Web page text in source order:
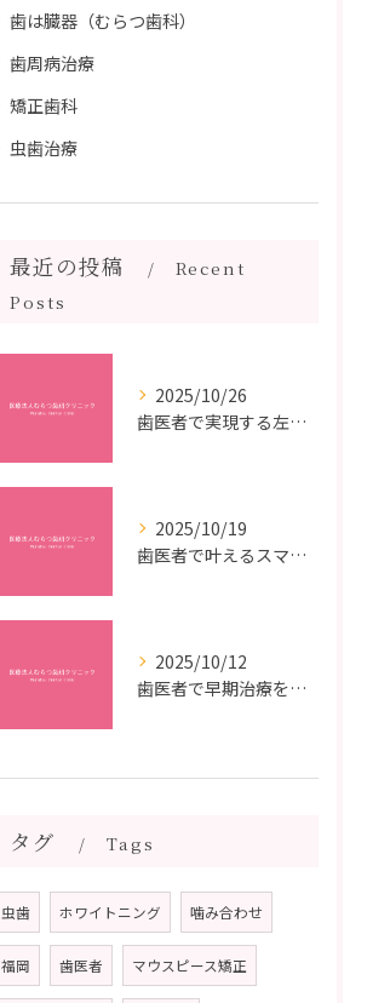
歯は臓器（むらつ歯科）
歯周病治療
矯正歯科
虫歯治療
最近の投稿
Recent
Posts
2025/10/26
歯医者で実現する左右対称治療のポイントと矯正治療選びの疑問解決ガイド
2025/10/19
歯医者で叶えるスマイルメイクオーバーなら福岡県福岡市博多区博多駅前の最新矯正治療解説
2025/10/12
歯医者で早期治療を受けるメリットと虫歯悪化を防ぐ最短ステップ
タグ Tags
虫歯 ホワイトニング 噛み合わせ
福岡 歯医者 マウスピース矯正